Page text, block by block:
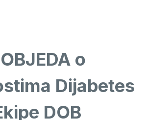
o
Dijabetes
DOB